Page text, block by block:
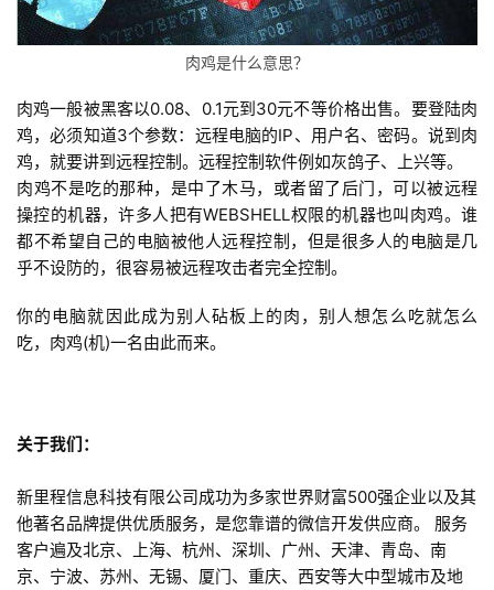
首
页
案
例
服
肉鸡是什么意思？
肉鸡一般被黑客以0.08、0.1元到30元不等价格出售。要登陆肉
鸡，必须知道3个参数：远程电脑的IP、用户名、密码。说到肉
鸡，就要讲到远程控制。远程控制软件例如灰鸽子、上兴等。
肉鸡不是吃的那种，是中了木马，或者留了后门，可以被远程
操控的机器，许多人把有WEBSHELL权限的机器也叫肉鸡。谁
都不希望自己的电脑被他人远程控制，但是很多人的电脑是几
乎不设防的，很容易被远程攻击者完全控制。
你的电脑就因此成为别人砧板上的肉，别人想怎么吃就怎么
吃，肉鸡(机)一名由此而来。
关于我们：
新里程信息科技有限公司成功为多家世界财富500强企业以及其
他著名品牌提供优质服务，是您靠谱的微信开发供应商。 服务
客户遍及北京、上海、杭州、深圳、广州、天津、青岛、南
京、宁波、苏州、无锡、厦门、重庆、西安等大中型城市及地